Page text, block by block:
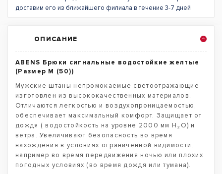
доставим его из ближайшего филиала в течение 3-7 дней
ОПИСАНИЕ
ABENS Брюки сигнальные водостойкие желтые
(Размер M (50))
Мужские штаны непромокаемые светоотражающие
изготовлен из высококачественных материалов.
Отличаются легкостью и воздухопроницаемостью,
обеспечивает максимальный комфорт. Защищает от
дождя ( водостойкость на уровне 2000 мм H₂O) и
ветра. Увеличивают безопасность во время
нахождения в условиях ограниченной видимости,
например во время передвижения ночью или плохих
погодных условиях (во время дождя или тумана).